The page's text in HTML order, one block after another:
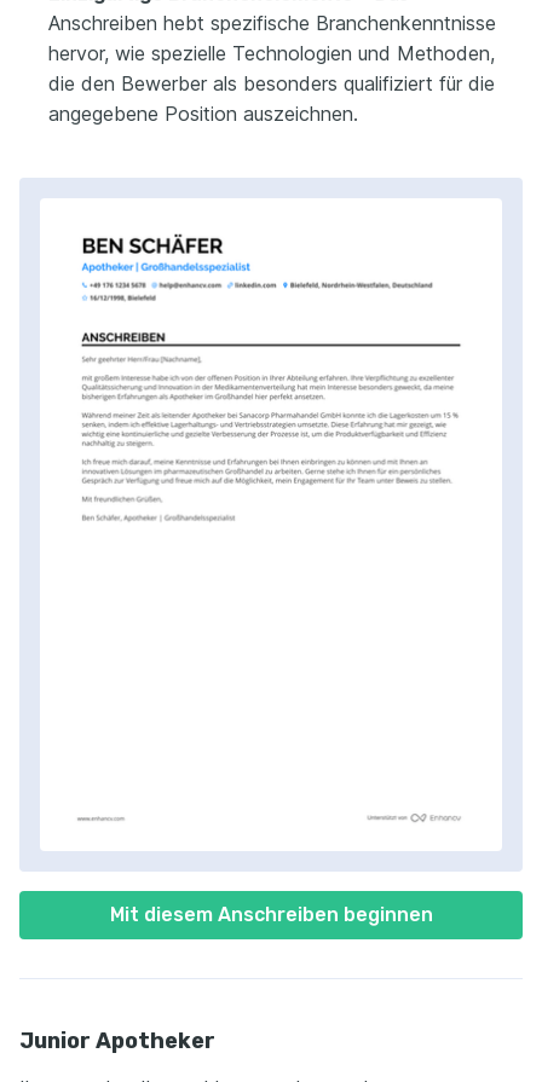
Mit diesem Anschreiben beginnen
Anschreiben hebt spezifische Branchenkenntnisse
hervor, wie spezielle Technologien und Methoden,
die den Bewerber als besonders qualifiziert für die
angegebene Position auszeichnen.
Junior Apotheker